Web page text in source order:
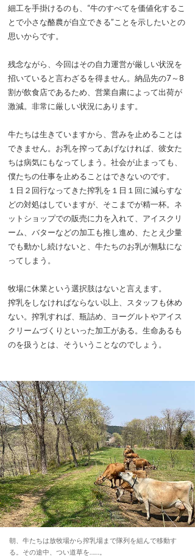
細工を手掛けるのも、“牛のすべてを価値化するこ
とで小さな酪農が自立できる”ことを示したいとの
思いからです。
残念ながら、今回はその自力運営が厳しい状況を
招いていると言わざるを得ません。納品先の7～8
割が飲食店であるため、営業自粛によって出荷が
激減。非常に厳しい状況にあります。
牛たちは生きていますから、営みを止めることは
できません。お乳を搾ってあげなければ、彼女た
ちは病気にもなってしまう。社会が止まっても、
僕たちの仕事を止めることはできないのです。
１日２回行なってきた搾乳を１日１回に減らすな
どの対処はしていますが、そこまでが精一杯。ネ
ットショップでの販売に力を入れて、アイスクリ
ーム、バターなどの加工も推し進め、たとえ少量
でも動かし続けないと、牛たちのお乳が無駄にな
ってしまう。
牧場に休業という選択肢はないと言えます。
搾乳をしなければならない以上、スタッフも休め
ない。搾乳すれば、瓶詰め、ヨーグルトやアイス
クリームづくりといった加工がある。生命あるも
のを扱うとは、そういうことなのでしょう。
朝、牛たちは放牧場から搾乳場まで隊列を組んで移動す
る。その途中、つい道草を……。